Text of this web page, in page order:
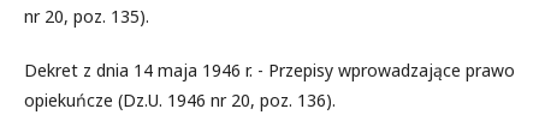
nr 20, poz. 135).
Dekret z dnia 14 maja 1946 r. - Przepisy wprowadzające prawo
opiekuńcze (Dz.U. 1946 nr 20, poz. 136).